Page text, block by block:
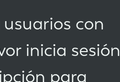
con
inicia sesión
para